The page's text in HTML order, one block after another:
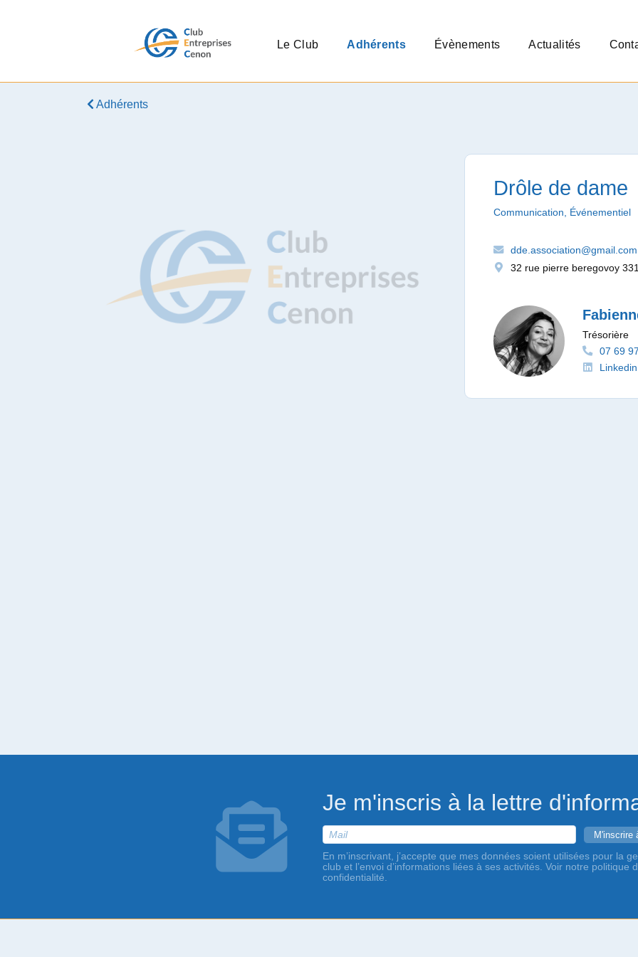
Le Club Adhérents Évènements Actualités
Adhérents
Drôle de dame
Communication, Événementiel
dde.association@gmail.com
32 rue pierre beregovoy
Trésorière
07 69
Linkedin
Je m'inscris à la lettre
En m’inscrivant, j’accepte que mes données soient utilisées pour la
club et l’envoi d’informations liées à ses activités. Voir notre politique
confidentialité.